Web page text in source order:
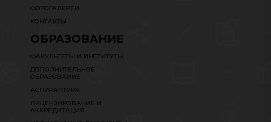
ФОТОГАЛЕРЕИ
КОНТАКТЫ
ОБРАЗОВАНИЕ
ФАКУЛЬТЕТЫ И ИНСТИТУТЫ
ДОПОЛНИТЕЛЬНОЕ
ОБРАЗОВАНИЕ
АСПИРАНТУРА
ЛИЦЕНЗИРОВАНИЕ И
АККРЕДИТАЦИЯ